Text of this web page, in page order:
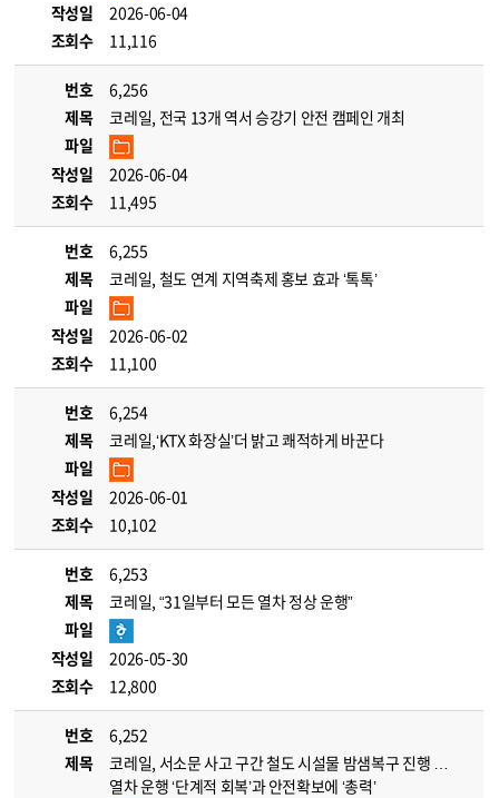
작성일
2026-06-04
조회수
11,116
번호
6,256
제목
코레일, 전국 13개 역서 승강기 안전 캠페인 개최
파일
작성일
2026-06-04
조회수
11,495
번호
6,255
제목
코레일, 철도 연계 지역축제 홍보 효과 ‘톡톡’
파일
작성일
2026-06-02
조회수
11,100
번호
6,254
제목
코레일,‘KTX 화장실’더 밝고 쾌적하게 바꾼다
파일
작성일
2026-06-01
조회수
10,102
번호
6,253
제목
코레일, “31일부터 모든 열차 정상 운행”
파일
작성일
2026-05-30
조회수
12,800
번호
6,252
제목
코레일, 서소문 사고 구간 철도 시설물 밤샘복구 진행 …
열차 운행 ‘단계적 회복’과 안전확보에 ‘총력’